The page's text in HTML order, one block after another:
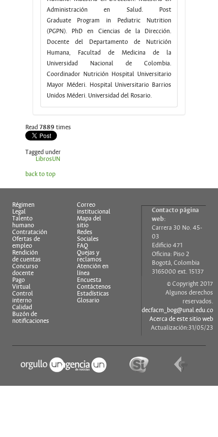
Administración en Salud. Post
Graduate Program in Pediatric Nutrition
(PGPN). PhD en Ciencias de la Dirección.
Docente del Departamento de Nutrición
Humana, Facultad de Medicina de la
Universidad Nacional de Colombia.
Coordinador Nutrición Hospital Universitario
Mayor Méderi. Hospital Universitario Barrios
Unidos Méderi. Universidad del Rosario.
Read 7889 times
Tagged under
LibrosUN
back to top
Régimen
Legal
Talento
humano
Contratación
Ofertas de
empleo
Rendición
de cuentas
Concurso
docente
Pago
Virtual
Control
interno
Calidad
Buzón de
notificaciones
Correo
institucional
Mapa del
sitio
Redes
Sociales
FAQ
Quejas y
reclamos
Atención en
línea
Encuesta
Contáctenos
Estadísticas
Glosario
Contacto página
web:
Carrera 30 No. 45-
03
Edificio 471
Oficina: Piso 2
Bogotá, Colombia
3165000 ext. 15137
© Copyright 2017
Algunos derechos
reservados.
decfacm_bog@unal.edu.co
Acerca de este sitio web
Actualización:31/05/23